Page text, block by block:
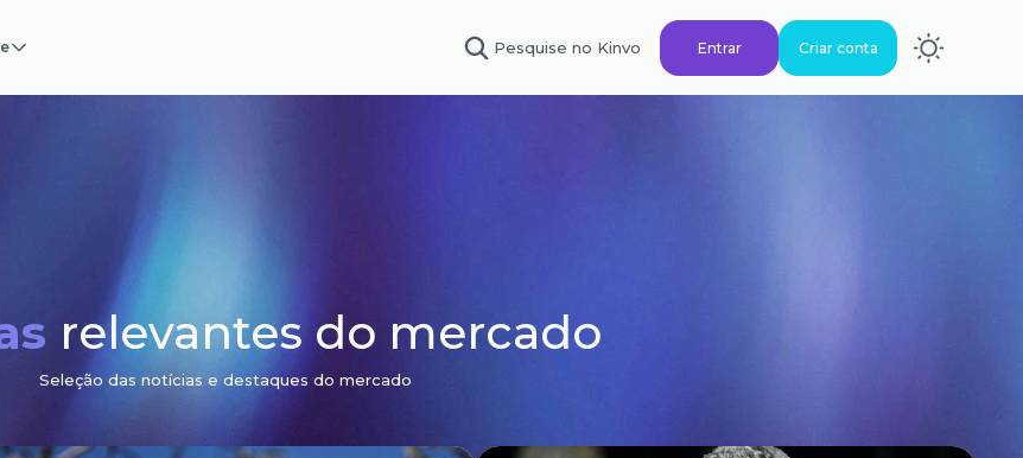
Pesquise no Kinvo Entrar Criar conta
relevantes do mercado
Seleção das notícias e destaques do mercado